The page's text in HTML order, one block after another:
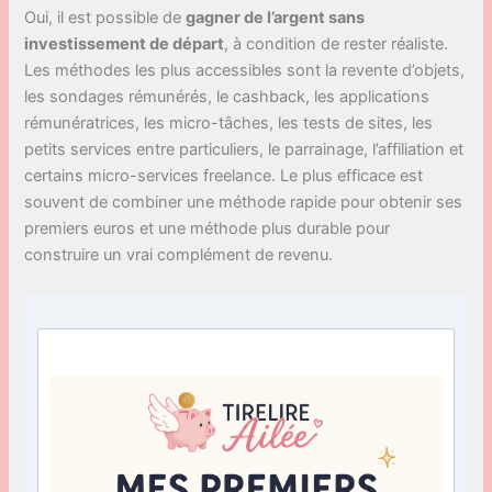
Oui, il est possible degagner de l’argent sans
investissement de départ, à condition de rester réaliste.
Les méthodes les plus accessibles sont la revente d’objets,
les sondages rémunérés, le cashback, les applications
rémunératrices, les micro-tâches, les tests de sites, les
petits services entre particuliers, le parrainage, l’affiliation et
certains micro-services freelance. Le plus efficace est
souvent de combiner une méthode rapide pour obtenir ses
premiers euros et une méthode plus durable pour
construire un vrai complément de revenu.